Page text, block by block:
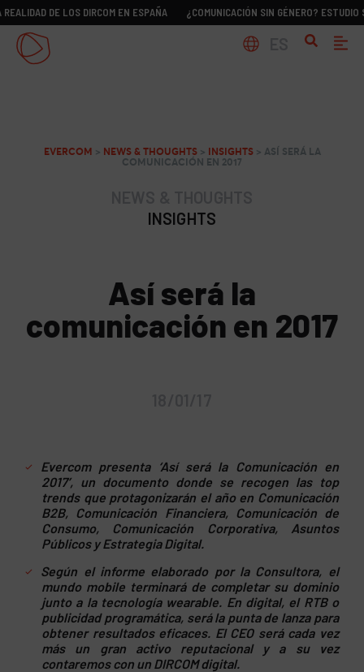
DE LOS DIRCOM EN ESPAÑA ¿COMUNICACIÓN SIN GÉNERO? ESTUDIO SOBRE
EVERCOM > NEWS & THOUGHTS> INSIGHTS> ASÍ SERÁ LA
COMUNICACIÓN EN 2017
INSIGHTS
Así será la
comunicación en 2017
Evercom presenta ‘Así será la Comunicación en
2017’, un documento donde se recogen las top
trends que protagonizarán el año en Comunicación
B2B, Comunicación Financiera, Comunicación de
Consumo, Comunicación Corporativa, Asuntos
Públicos y Estrategia Digital.
Según el informe elaborado por la Consultora, el
mundo mobile terminará de completar su dominio
junto a la tecnología wearable. En digital, el RTB o
publicidad programática, será la punta de lanza para
obtener resultados eficaces. El CEO será cada vez
más un gran activo reputacional y a su vez
contaremos con un DIRCOM digital.